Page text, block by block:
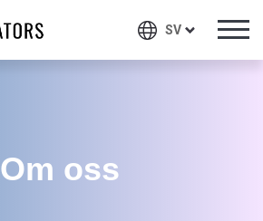
SV
Om oss